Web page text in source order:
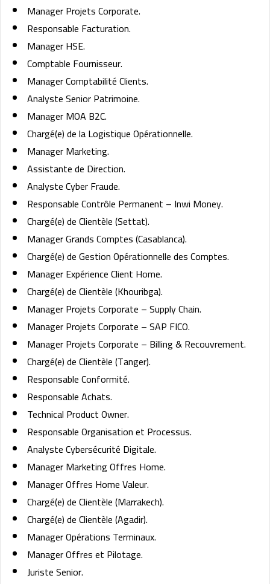
Manager Projets Corporate.
Responsable Facturation.
Manager HSE.
Comptable Fournisseur.
Manager Comptabilité Clients.
Analyste Senior Patrimoine.
Manager MOA B2C.
Chargé(e) de la Logistique Opérationnelle.
Manager Marketing.
Assistante de Direction.
Analyste Cyber Fraude.
Responsable Contrôle Permanent – Inwi Money.
Chargé(e) de Clientèle (Settat).
Manager Grands Comptes (Casablanca).
Chargé(e) de Gestion Opérationnelle des Comptes.
Manager Expérience Client Home.
Chargé(e) de Clientèle (Khouribga).
Manager Projets Corporate – Supply Chain.
Manager Projets Corporate – SAP FICO.
Manager Projets Corporate – Billing & Recouvrement.
Chargé(e) de Clientèle (Tanger).
Responsable Conformité.
Responsable Achats.
Technical Product Owner.
Responsable Organisation et Processus.
Analyste Cybersécurité Digitale.
Manager Marketing Offres Home.
Manager Offres Home Valeur.
Chargé(e) de Clientèle (Marrakech).
Chargé(e) de Clientèle (Agadir).
Manager Opérations Terminaux.
Manager Offres et Pilotage.
Juriste Senior.